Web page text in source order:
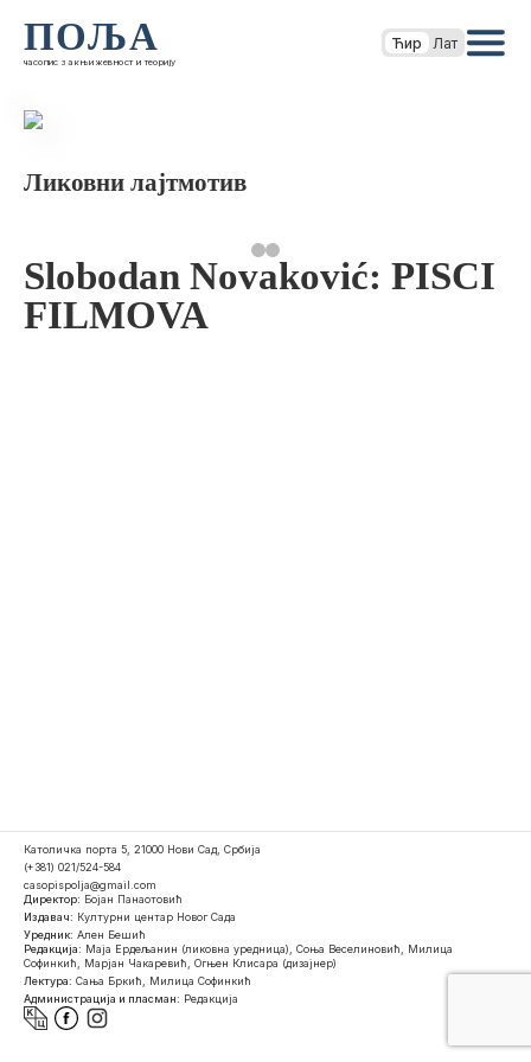
ПОЉА
часопис за књижевност и теорију
Ћир Лат
Ликовни лајтмотив
Slobodan Novaković: PISCI
FILMOVA
Католичка порта 5, 21000 Нови Сад, Србија
(+381) 021/524-584
casopispolja@gmail.com
Директор: Бојан Панаотовић
Издавач: Културни центар Новог Сада
Уредник: Ален Бешић
Редакција: Маја Ердељанин (ликовна уредница), Соња Веселиновић, Милица
Софинкић, Марјан Чакаревић, Огњен Клисара (дизајнер)
Лектура: Сања Бркић, Милица Софинкић
Администрација и пласман: Редакција